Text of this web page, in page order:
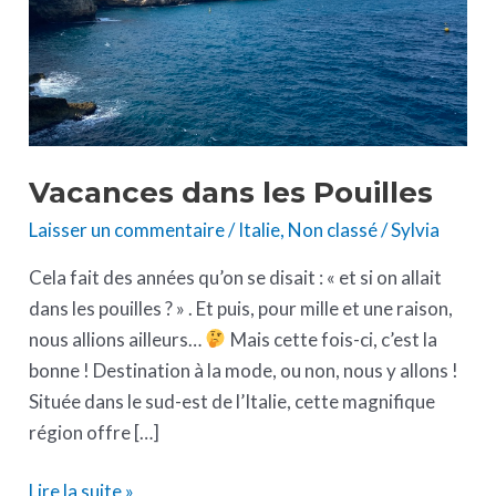
Vacances dans les Pouilles
Laisser un commentaire/Italie, Non classé/Sylvia
Cela fait des années qu’on se disait : « et si on allait
dans les pouilles ? » . Et puis, pour mille et une raison,
nous allions ailleurs…
Mais cette fois-ci, c’est la
bonne ! Destination à la mode, ou non, nous y allons !
Située dans le sud-est de l’Italie, cette magnifique
région offre […]
Lire la suite »